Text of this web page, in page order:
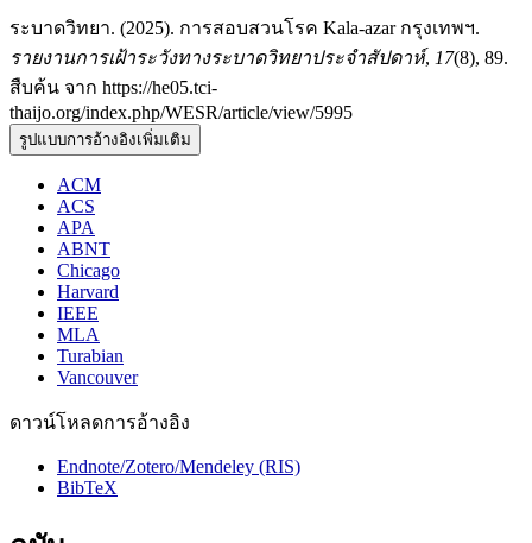
ระบาดวิทยา. (2025). การสอบสวนโรค Kala-azar กรุงเทพฯ.
รายงานการเฝ้าระวังทางระบาดวิทยาประจำสัปดาห์, 17(8), 89.
สืบค้น จาก https://he05.tci-
thaijo.org/index.php/WESR/article/view/5995
รูปแบบการอ้างอิงเพิ่มเติม
ACM
ACS
APA
ABNT
Chicago
Harvard
IEEE
MLA
Turabian
Vancouver
ดาวน์โหลดการอ้างอิง
Endnote/Zotero/Mendeley (RIS)
BibTeX